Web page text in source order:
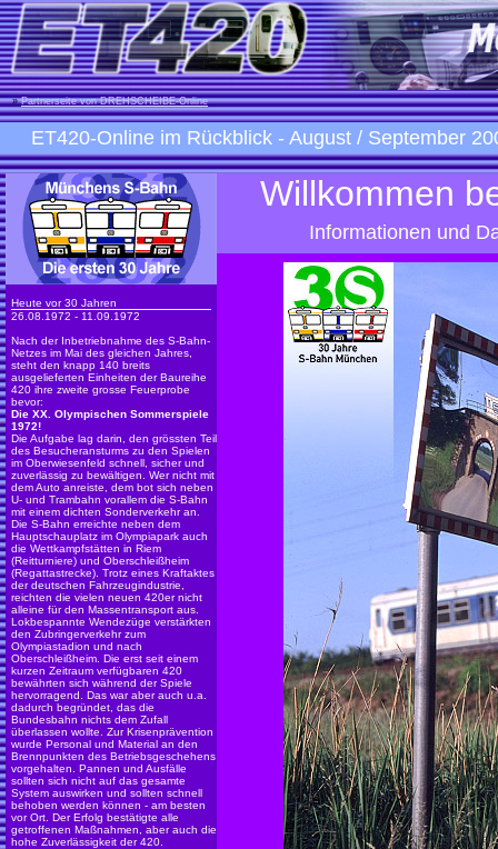
»Partnerseite von DREHSCHEIBE-Online
ET420-Online im Rückblick - August / September
Heute vor 30 Jahren
26.08.1972 - 11.09.1972
Nach der Inbetriebnahme des S-Bahn-
Netzes im Mai des gleichen Jahres,
steht den knapp 140 breits
ausgelieferten Einheiten der Baureihe
420 ihre zweite grosse Feuerprobe
bevor:
Die XX. Olympischen Sommerspiele
1972!
Die Aufgabe lag darin, den grössten Teil
des Besucheransturms zu den Spielen
im Oberwiesenfeld schnell, sicher und
zuverlässig zu bewältigen. Wer nicht mit
dem Auto anreiste, dem bot sich neben
U- und Trambahn vorallem die S-Bahn
mit einem dichten Sonderverkehr an.
Die S-Bahn erreichte neben dem
Hauptschauplatz im Olympiapark auch
die Wettkampfstätten in Riem
(Reitturniere) und Oberschleißheim
(Regattastrecke). Trotz eines Kraftaktes
der deutschen Fahrzeugindustrie,
reichten die vielen neuen 420er nicht
alleine für den Massentransport aus.
Lokbespannte Wendezüge verstärkten
den Zubringerverkehr zum
Olympiastadion und nach
Oberschleißheim. Die erst seit einem
kurzen Zeitraum verfügbaren 420
bewährten sich während der Spiele
hervorragend. Das war aber auch u.a.
dadurch begründet, das die
Bundesbahn nichts dem Zufall
überlassen wollte. Zur Krisenprävention
wurde Personal und Material an den
Brennpunkten des Betriebsgeschehens
vorgehalten. Pannen und Ausfälle
sollten sich nicht auf das gesamte
System auswirken und sollten schnell
behoben werden können - am besten
vor Ort. Der Erfolg bestätigte alle
getroffenen Maßnahmen, aber auch die
hohe Zuverlässigkeit der 420.
Willkommen
Informationen und